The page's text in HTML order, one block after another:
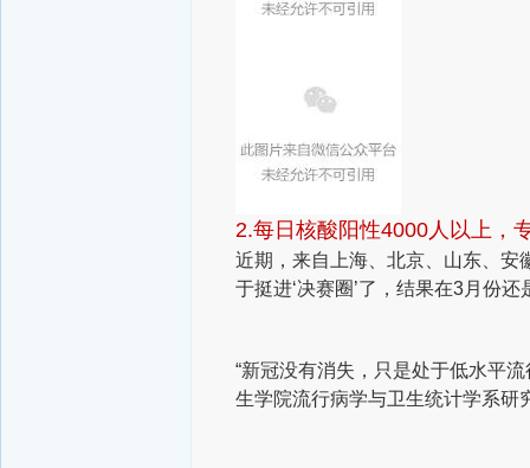
2.每日核酸阳性4000人以上，
近期，来自上海、北京、山东、安
于挺进‘决赛圈’了，结果在3月份
“新冠没有消失，只是处于低水平
生学院流行病学与卫生统计学系研